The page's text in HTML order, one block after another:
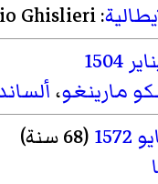
:
Ghislieri
1504
مارينغو،
1572 (68 سنة)